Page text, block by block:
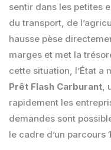
sentir dans les petites
du transport, de
hausse pèse
marges et met la
cette situation, l’État a
Prêt Flash Carburant,
rapidement les
demandes sont
le cadre d’un parcours